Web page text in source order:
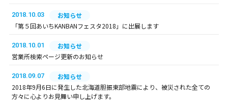
2018.10.03
お知らせ
「第５回あいちKANBANフェスタ2018」に出展します
2018.10.01
お知らせ
営業所検索ページ更新のお知らせ
2018.09.07
お知らせ
2018年9月6日に発生した北海道胆振東部地震により、被災された全ての
方々に心よりお見舞い申し上げます。